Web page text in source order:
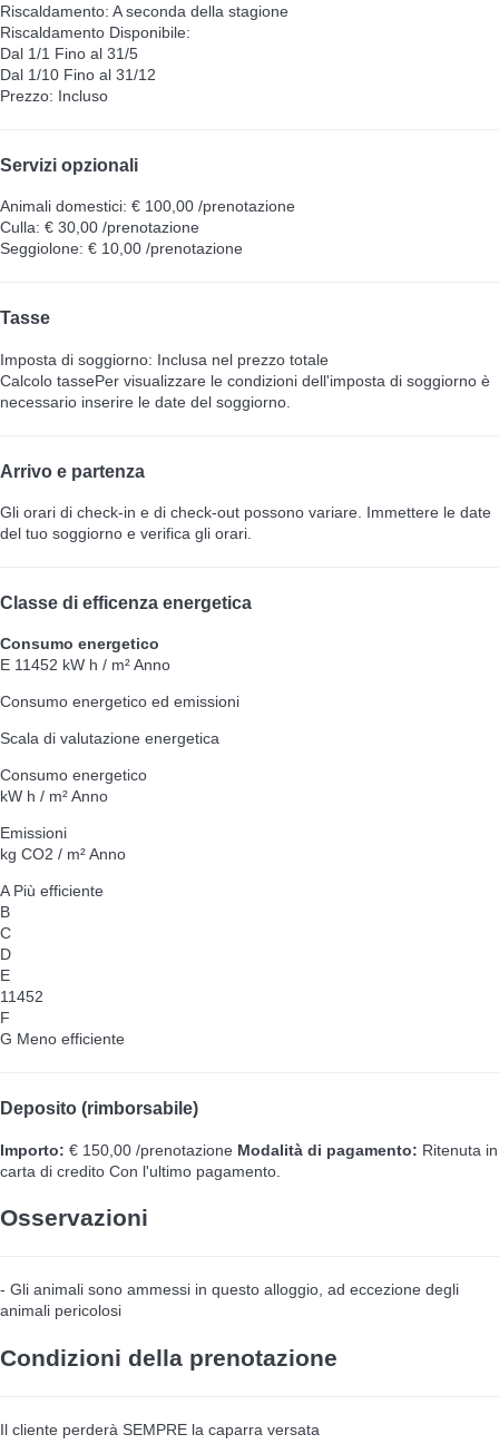
Riscaldamento: A seconda della stagione
Riscaldamento Disponibile:
Dal 1/1 Fino al 31/5
Dal 1/10 Fino al 31/12
Prezzo: Incluso
Servizi opzionali
Animali domestici: € 100,00 /prenotazione
Culla: € 30,00 /prenotazione
Seggiolone: € 10,00 /prenotazione
Tasse
Imposta di soggiorno: Inclusa nel prezzo totale
Calcolo tassePer visualizzare le condizioni dell'imposta di soggiorno è
necessario inserire le date del soggiorno.
Arrivo e partenza
Gli orari di check-in e di check-out possono variare. Immettere le date
del tuo soggiorno e verifica gli orari.
Classe di efficenza energetica
Consumo energetico
E 11452 kW h / m² Anno
Consumo energetico ed emissioni
Scala di valutazione energetica
Consumo energetico
kW h / m² Anno
Emissioni
kg CO2 / m² Anno
APiù efficiente
B
C
D
E
11452
F
G Meno efficiente
Deposito (rimborsabile)
Importo: € 150,00 /prenotazione Modalità di pagamento: Ritenuta in
carta di credito Con l'ultimo pagamento.
Osservazioni
- Gli animali sono ammessi in questo alloggio, ad eccezione degli
animali pericolosi
Condizioni della prenotazione
Il cliente perderà SEMPRE la caparra versata